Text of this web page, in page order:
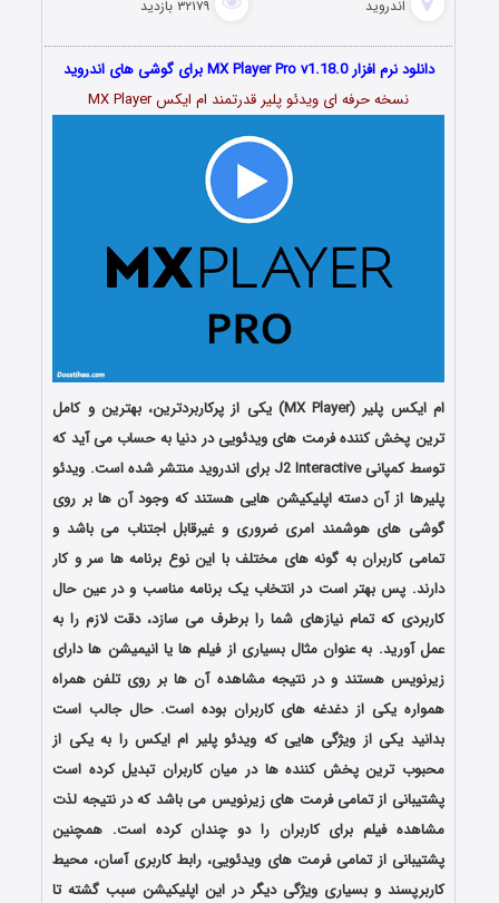
اندروید ۳۲۱۷۹ بازدید
دانلود نرم افزار MX Player Pro v1.18.0 برای گوشی های اندروید
نسخه حرفه ای ویدئو پلیر قدرتمند ام ایکس MX Player
ام ایکس پلیر (MX Player) یکی از پرکاربردترین، بهترین و کامل
ترین پخش کننده فرمت های ویدئویی در دنیا به حساب می آید که
توسط کمپانی J2 Interactive برای اندروید منتشر شده است. ویدئو
پلیرها از آن دسته اپلیکیشن هایی هستند که وجود آن ها بر روی
گوشی های هوشمند امری ضروری و غیرقابل اجتناب می باشد و
تمامی کاربران به گونه های مختلف با این نوع برنامه ها سر و کار
دارند. پس بهتر است در انتخاب یک برنامه مناسب و در عین حال
کاربردی که تمام نیازهای شما را برطرف می سازد، دقت لازم را به
عمل آورید. به عنوان مثال بسیاری از فیلم ها یا انیمیشن ها دارای
زیرنویس هستند و در نتیجه مشاهده آن ها بر روی تلفن همراه
همواره یکی از دغدغه های کاربران بوده است. حال جالب است
بدانید یکی از ویژگی هایی که ویدئو پلیر ام ایکس را به یکی از
محبوب ترین پخش کننده ها در میان کاربران تبدیل کرده است
پشتیبانی از تمامی فرمت های زیرنویس می باشد که در نتیجه لذت
مشاهده فیلم برای کاربران را دو چندان کرده است. همچنین
پشتیبانی از تمامی فرمت های ویدئویی، رابط کاربری آسان، محیط
کاربرپسند و بسیاری ویژگی دیگر در این اپلیکیشن سبب گشته تا